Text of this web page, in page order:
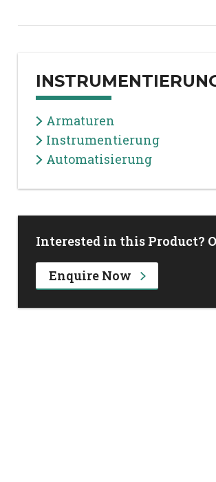
Armaturen
Instrumentierung
Automatisierung
Interested in this Product?
Enquire Now